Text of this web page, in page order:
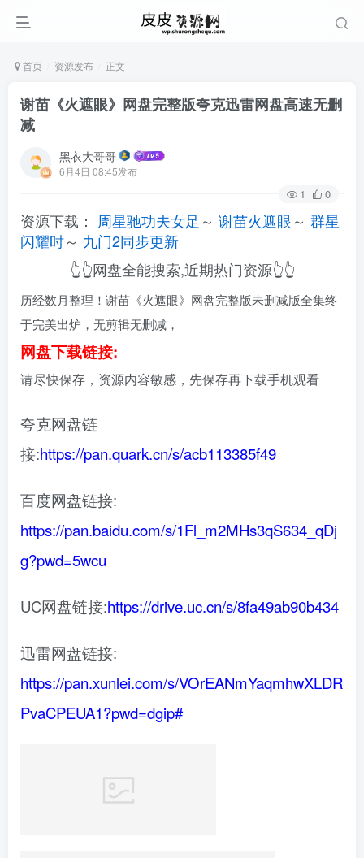
首页 资源发布 正文
谢苗《火遮眼》网盘完整版夸克迅雷网盘高速无删
减
黑衣大哥哥
6月4日 08:45发布
1 0
资源下载： 周星驰功夫女足 ～ 谢苗火遮眼～ 群星
闪耀时～ 九门2同步更新
👆👆网盘全能搜索,近期热门资源👆👆
历经数月整理！谢苗《火遮眼》网盘完整版未删减版全集终
于完美出炉，无剪辑无删减，
网盘下载链接:
请尽快保存，资源内容敏感，先保存再下载手机观看
夸克网盘链
接:https://pan.quark.cn/s/acb113385f49
百度网盘链接:
https://pan.baidu.com/s/1Fl_m2MHs3qS634_qDj
g?pwd=5wcu
UC网盘链接:https://drive.uc.cn/s/8fa49ab90b434
迅雷网盘链接:
https://pan.xunlei.com/s/VOrEANmYaqmhwXLDR
PvaCPEUA1?pwd=dgip#